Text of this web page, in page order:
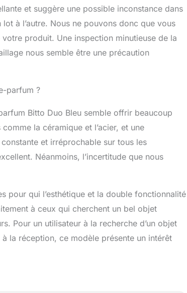
et suggère une possible inconstance dans
à l’autre. Nous ne pouvons donc que vous
produit. Une inspection minutieuse de la
nous semble être une précaution
parfum ?
Bitto Duo Bleu semble offrir beaucoup
la céramique et l’acier, et une
et irréprochable sur tous les
Néanmoins, l’incertitude que nous
pour qui l’esthétique et la double fonctionnalité
à ceux qui cherchent un bel objet
Pour un utilisateur à la recherche d’un objet
la réception, ce modèle présente un intérêt